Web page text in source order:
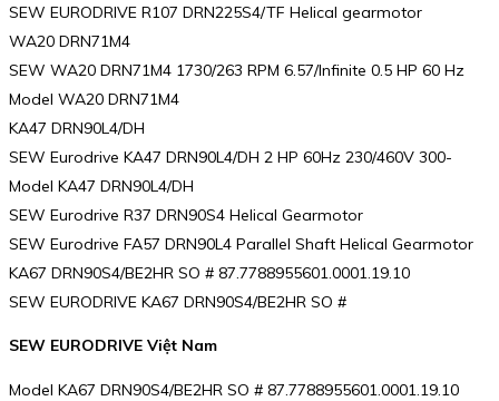
SEW EURODRIVE R107 DRN225S4/TF Helical gearmotor
WA20 DRN71M4
SEW WA20 DRN71M4 1730/263 RPM 6.57/Infinite 0.5 HP 60 Hz
Model WA20 DRN71M4
KA47 DRN90L4/DH
SEW Eurodrive KA47 DRN90L4/DH 2 HP 60Hz 230/460V 300-
Model KA47 DRN90L4/DH
SEW Eurodrive R37 DRN90S4 Helical Gearmotor
SEW Eurodrive FA57 DRN90L4 Parallel Shaft Helical Gearmotor
KA67 DRN90S4/BE2HR SO # 87.7788955601.0001.19.10
SEW EURODRIVE KA67 DRN90S4/BE2HR SO #
SEW EURODRIVE Việt Nam
Model KA67 DRN90S4/BE2HR SO # 87.7788955601.0001.19.10